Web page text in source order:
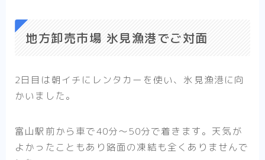
地方卸売市場 氷見漁港でご対面
2日目は朝イチにレンタカーを使い、氷見漁港に向
かいました。
富山駅前から車で40分〜50分で着きます。天気が
よかったこともあり路面の凍結も全くありませんで